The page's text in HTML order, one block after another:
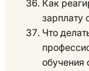
Как
зарплату
Что
обучения